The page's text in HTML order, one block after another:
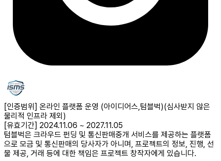
[인증범위] 온라인 플랫폼 운영 (아이디어스,텀블벅)(심사받지 않은
물리적 인프라 제외)
[유효기간] 2024.11.06 ~ 2027.11.05
텀블벅은 크라우드 펀딩 및 통신판매중개 서비스를 제공하는 플랫폼
으로 모금 및 통신판매의 당사자가 아니며, 프로젝트의 정보, 진행, 선
물 제공, 거래 등에 대한 책임은 프로젝트 창작자에게 있습니다.